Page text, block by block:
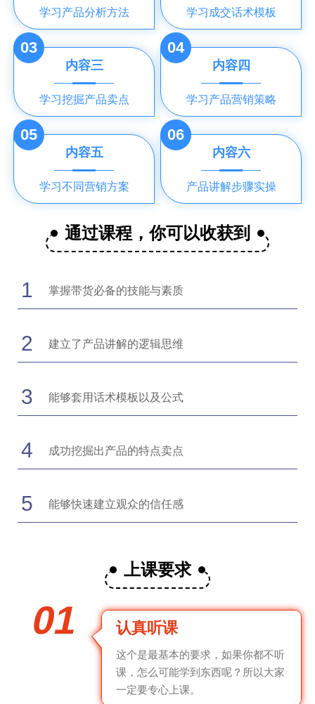
学习产品分析方法 学习成交话术模板
03
内容三
学习挖掘产品卖点
04
内容四
学习产品营销策略
05
内容五
学习不同营销方案
06
内容六
产品讲解步骤实操
通过课程，你可以收获到
1 掌握带货必备的技能与素质
2 建立了产品讲解的逻辑思维
3 能够套用话术模板以及公式
4 成功挖掘出产品的特点卖点
5 能够快速建立观众的信任感
上课要求
01 认真听课
这个是最基本的要求，如果你都不听
课，怎么可能学到东西呢？所以大家
一定要专心上课。